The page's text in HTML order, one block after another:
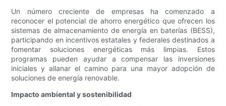
Un número creciente de empresas ha comenzado a
reconocer el potencial de ahorro energético que ofrecen los
sistemas de almacenamiento de energía en baterías (BESS),
participando en incentivos estatales y federales destinados a
fomentar soluciones energéticas más limpias. Estos
programas pueden ayudar a compensar las inversiones
iniciales y allanar el camino para una mayor adopción de
soluciones de energía renovable.
Impacto ambiental y sostenibilidad